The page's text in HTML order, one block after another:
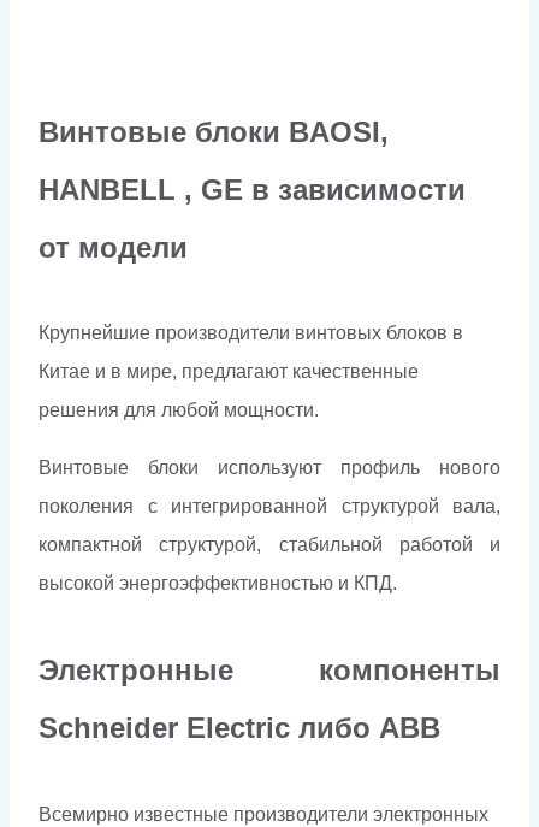
Винтовые блоки BAOSI,
HANBELL , GE в зависимости
от модели
Крупнейшие производители винтовых блоков в
Китае и в мире, предлагают качественные
решения для любой мощности.
Винтовые блоки используют профиль нового
поколения с интегрированной структурой вала,
компактной структурой, стабильной работой и
высокой энергоэффективностью и КПД.
Электронные компоненты
Schneider Electriс либо ABB
Всемирно известные производители электронных